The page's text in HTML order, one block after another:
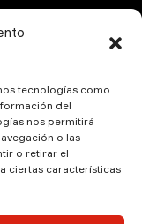
tecnologías como
del
nos permitirá
o las
o retirar el
ciertas características